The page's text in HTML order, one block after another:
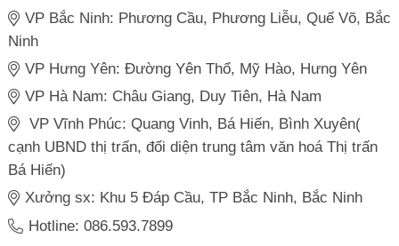
VP Bắc Ninh: Phương Cầu, Phương Liễu, Quế Võ, Bắc
Ninh
VP Hưng Yên: Đường Yên Thổ, Mỹ Hào, Hưng Yên
VP Hà Nam: Châu Giang, Duy Tiên, Hà Nam
VP Vĩnh Phúc: Quang Vinh, Bá Hiến, Bình Xuyên(
cạnh UBND thị trấn, đối diện trung tâm văn hoá Thị trấn
Bá Hiến)
Xưởng sx: Khu 5 Đáp Cầu, TP Bắc Ninh, Bắc Ninh
Hotline: 086.593.7899